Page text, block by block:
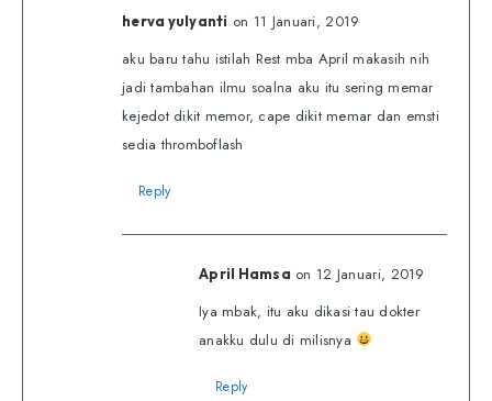
herva yulyanti on 11 Januari, 2019
aku baru tahu istilah Rest mba April makasih nih
jadi tambahan ilmu soalna aku itu sering memar
kejedot dikit memor, cape dikit memar dan emsti
sedia thromboflash
Reply
April Hamsa on 12 Januari, 2019
Iya mbak, itu aku dikasi tau dokter
anakku dulu di milisnya
Reply